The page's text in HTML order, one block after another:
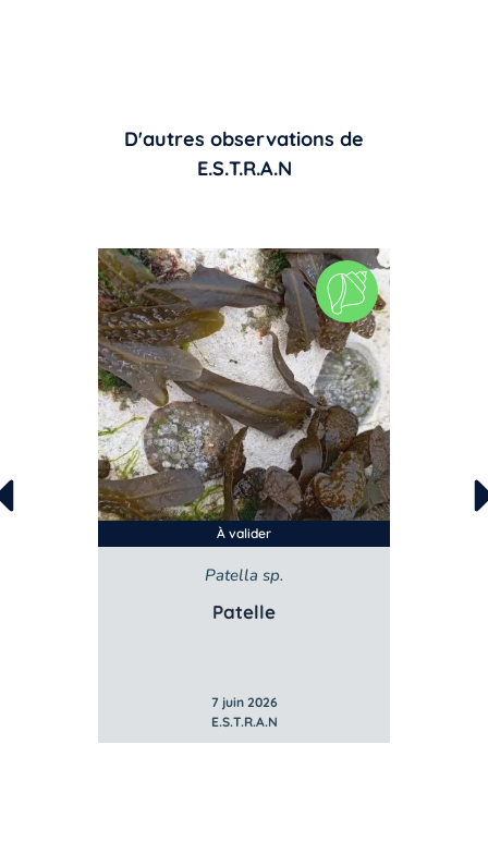
D'autres observations de
E.S.T.R.A.N
À valider
Patella sp.
Patelle
7 juin 2026
E.S.T.R.A.N